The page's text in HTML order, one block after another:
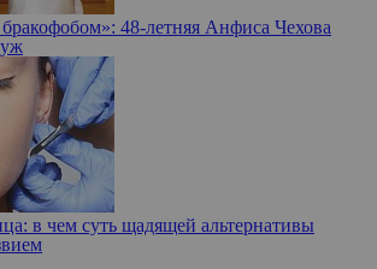
48-летняя Анфиса Чехова
в чем суть щадящей альтернативы